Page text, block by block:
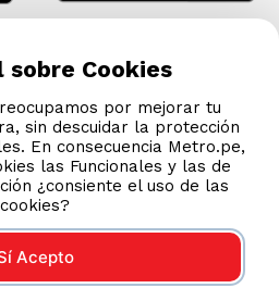
Cookies
por mejorar tu
sin descuidar la protección
En consecuencia Metro.pe,
las Funcionales y las de
¿consiente el uso de las
cookies?
Acepto